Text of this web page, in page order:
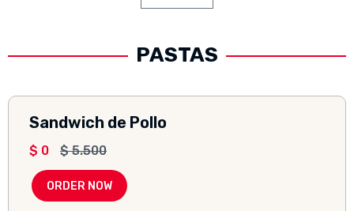
PASTAS
Sandwich de Pollo
$ 0 $5.500
ORDER NOW